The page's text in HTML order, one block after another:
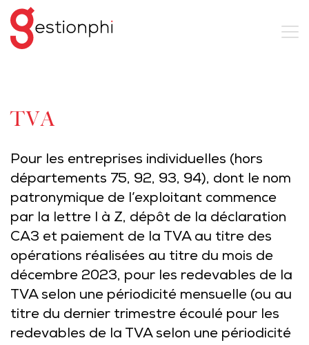
TVA
Pour les entreprises individuelles (hors
départements 75, 92, 93, 94), dont le nom
patronymique de l’exploitant commence
par la lettre I à Z, dépôt de la déclaration
CA3 et paiement de la TVA au titre des
opérations réalisées au titre du mois de
décembre 2023, pour les redevables de la
TVA selon une périodicité mensuelle (ou au
titre du dernier trimestre écoulé pour les
redevables de la TVA selon une périodicité